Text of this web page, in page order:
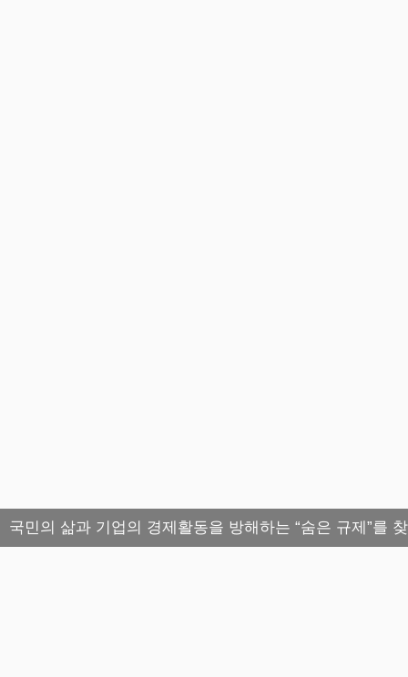
국민의 삶과 기업의 경제활동을 방해하는 “숨은 규제”를